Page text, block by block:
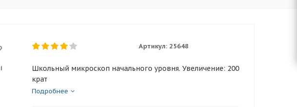
Артикул: 25648
Школьный микроскоп начального уровня. Увеличение: 200
крат
Подробнее